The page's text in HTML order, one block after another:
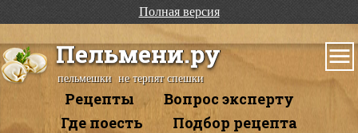
Полная версия
Пельмени.ру
пельмешки не терпят спешки
Рецепты
Вопрос эксперту
Где поесть
Подбор рецепта